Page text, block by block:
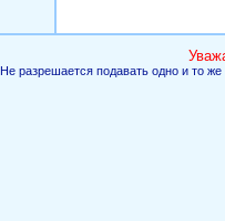
Не разрешается подавать одно и то